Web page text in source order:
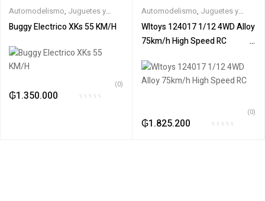
Automodelismo, Juguetes y
Hobbies,Off road,WLtoys
Buggy Electrico XKs 55 KM/H
₲1.350.000
(0)
Automodelismo, Juguetes y
Hobbies,Off road,WLtoys
Wltoys 124017 1/12 4WD Alloy
75km/h High Speed RC‎ ‎ ‎ ‎ ‎ ‎ ‎ ‎ ‎ ‎ ‎ ‎ ‎ ‎ ‎ ‎ ‎
₲1.825.200
(0)